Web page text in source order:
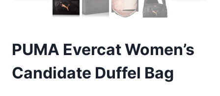
PUMA Evercat Women’s
Candidate Duffel Bag